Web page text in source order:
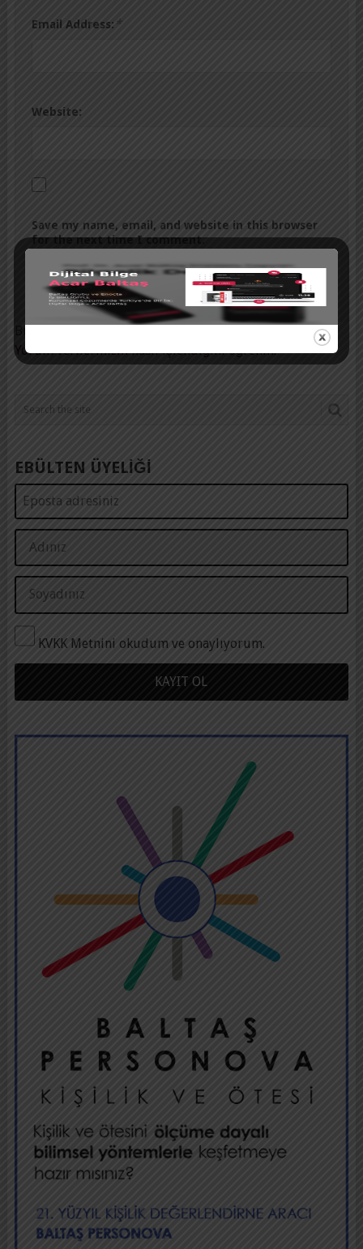
Email Address: *
Website:
Save my name, email, and website in this browser
for the next time I comment.
Bu site istenmeyenleri azaltmak için Akismet kullanır.
Yorum verilerinizin nasıl işlendiğini öğrenin.
EBÜLTEN ÜYELİĞİ
KVKK Metnini okudum ve onaylıyorum.